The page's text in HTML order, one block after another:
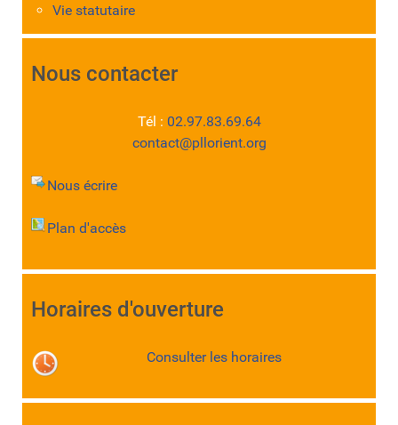
Vie statutaire
Nous contacter
Tél : 02.97.83.69.64
contact@pllorient.org
Nous écrire
Plan d'accès
Horaires d'ouverture
Consulter les horaires